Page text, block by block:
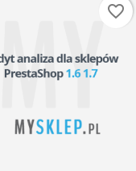
favorite_border